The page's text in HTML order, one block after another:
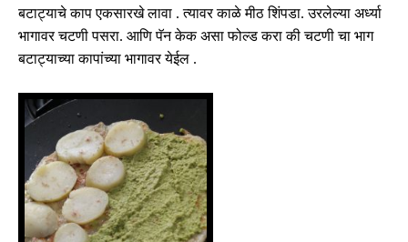
बटाट्याचे काप एकसारखे लावा .त्यावर काळे मीठ शिंपडा.उरलेल्या अर्ध्या
भागावर चटणी पसरा. आणि पॅन केक असा फोल्ड करा की चटणी चा भाग
बटाट्याच्या कापांच्या भागावर येईल .